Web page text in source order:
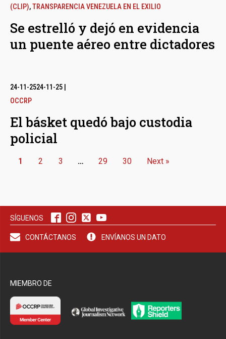
(CLIP),TRANSPARENCIA VENEZUELA EN EL EXILIO
Se estrelló y dejó en evidencia
un puente aéreo entre dictadores
24-11-2524-11-25
OCCRP
El básket quedó bajo custodia
policial
1 2 3 … 29 30 Next »
SÍGUENOS
CONTÁCTANOS ENVÍANOS UN DATO
MIEMBRO DE